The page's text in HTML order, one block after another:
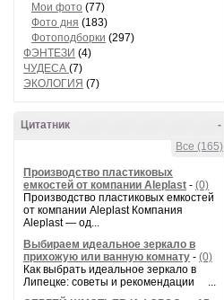
Мои фото (77)
Фото дня (183)
Фотоподборки (297)
ФЭНТЕЗИ (4)
ЧУДЕСА (7)
ЭКОЛОГИЯ (7)
-
Цитатник
Все (165)
Производство пластиковых
емкостей от компании Aleplast - (0)
Производство пластиковых емкостей
от компании Aleplast Компания
Aleplast — од...
Выбираем идеальное зеркало в
прихожую или ванную комнату - (0)
Как выбрать идеальное зеркало в
Липецке: советы и рекомендации ...